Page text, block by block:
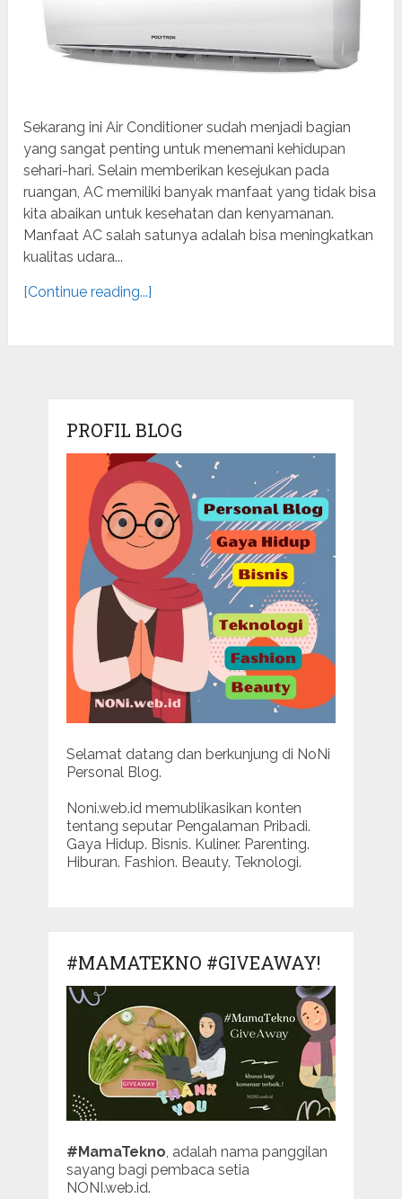
Sekarang ini Air Conditioner sudah menjadi bagian
yang sangat penting untuk menemani kehidupan
sehari-hari. Selain memberikan kesejukan pada
ruangan, AC memiliki banyak manfaat yang tidak bisa
kita abaikan untuk kesehatan dan kenyamanan.
Manfaat AC salah satunya adalah bisa meningkatkan
kualitas udara...
[Continue reading...]
PROFIL BLOG
Selamat datang dan berkunjung di NoNi
Personal Blog.
Noni.web.id memublikasikan konten
tentang seputar Pengalaman Pribadi.
Gaya Hidup. Bisnis. Kuliner. Parenting.
Hiburan. Fashion. Beauty. Teknologi.
#MAMATEKNO #GIVEAWAY!
#MamaTekno, adalah nama panggilan
sayang bagi pembaca setia
NONI.web.id.